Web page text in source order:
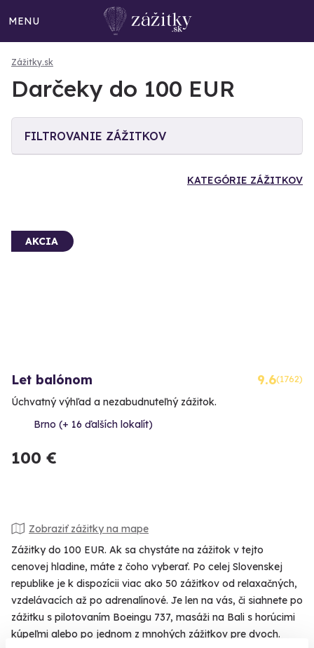
MENU
Zážitky.sk
Darčeky do 100 EUR
FILTROVANIE ZÁŽITKOV
KATEGÓRIE ZÁŽITKOV
AKCIA
Let balónom 9.6(1762)
Úchvatný výhľad a nezabudnuteľný zážitok.
Brno (+ 16 ďalších lokalít)
100 €
Zobraziť zážitky na mape
Zážitky do 100 EUR. Ak sa chystáte na zážitok v tejto
cenovej hladine, máte z čoho vyberať. Po celej Slovenskej
republike je k dispozícii viac ako 50 zážitkov od relaxačných,
vzdelávacích až po adrenalínové. Je len na vás, či siahnete po
zážitku s pilotovaním Boeingu 737, masáži na Bali s horúcimi
kúpeľmi alebo po jednom z mnohých zážitkov pre dvoch.